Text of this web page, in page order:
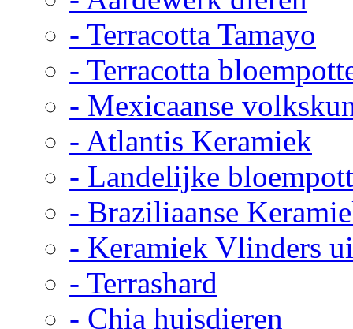
- Terracotta Tamayo
- Terracotta
- Mexicaanse
- Atlantis Keramiek
- Landelijke
- Braziliaanse
- Keramiek Vlinders
- Terrashard
- Chia huisdieren